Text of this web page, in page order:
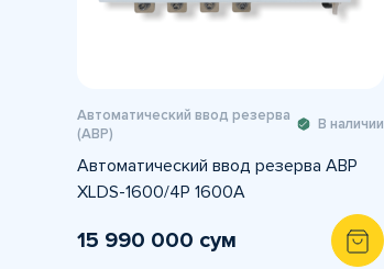
Автоматический ввод резерва
(АВР)
В наличии
Автоматический ввод резерва АВР
XLDS-1600/4P 1600A
15 990 000 сум